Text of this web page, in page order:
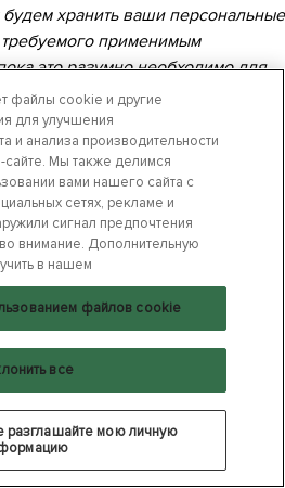
хранить ваши персональные
применимым
это разумно необходимо для
целей, для которых они были
Заявлении о
применимыми правовыми и
продолжительностью
с вами, вашим работодателем или
и законными деловыми
вы подаете заявление о приеме
то согласно законодательству
хранить информацию в течение
например трех лет или
страны.
не нужной более для
требует от нас хранить вашу
файлы cookie и другие
для улучшения
и анализа производительности
Мы также делимся
вами нашего сайта с
сетях, рекламе и
сигнал предпочтения
внимание. Дополнительную
в нашем
разглашайте мою личную
все
файлов cookie